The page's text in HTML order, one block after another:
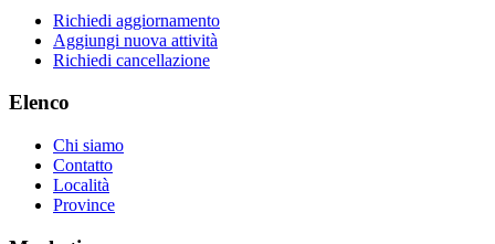
Richiedi aggiornamento
Aggiungi nuova attività
Richiedi cancellazione
Elenco
Chi siamo
Contatto
Località
Province